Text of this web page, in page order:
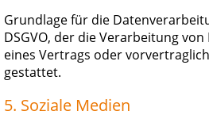
Grundlage für die
DSGVO, der die Verarbeitung
eines Vertrags oder
gestattet.
5. Soziale Medien